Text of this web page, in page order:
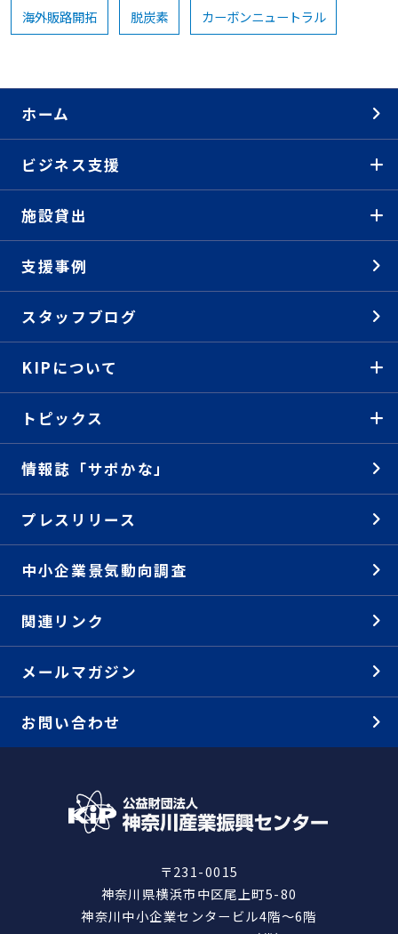
海外販路開拓 脱炭素 カーボンニュートラル
ホーム
ビジネス支援
施設貸出
支援事例
スタッフブログ
KIPについて
トピックス
情報誌「サポかな」
プレスリリース
中小企業景気動向調査
関連リンク
メールマガジン
お問い合わせ
〒231-0015
神奈川県横浜市中区尾上町5-80
神奈川中小企業センタービル4階～6階